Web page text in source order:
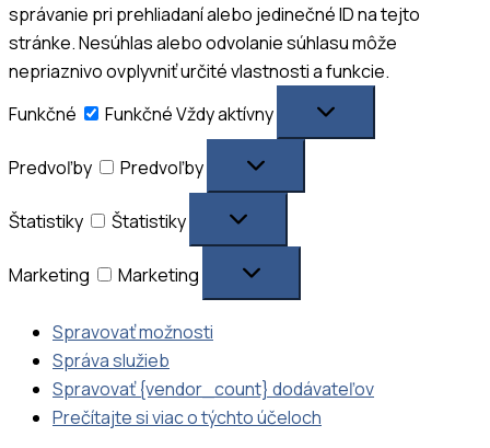
správanie pri prehliadaní alebo jedinečné ID na tejto
stránke. Nesúhlas alebo odvolanie súhlasu môže
nepriaznivo ovplyvniť určité vlastnosti a funkcie.
Funkčné
FunkčnéVždy aktívny
Predvoľby Predvoľby
Štatistiky Štatistiky
Marketing Marketing
Spravovať možnosti
Správa služieb
Spravovať {vendor_count} dodávateľov
Prečítajte si viac o týchto účeloch